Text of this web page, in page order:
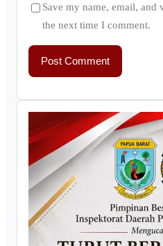
Save my name, email,
the next time I comment.